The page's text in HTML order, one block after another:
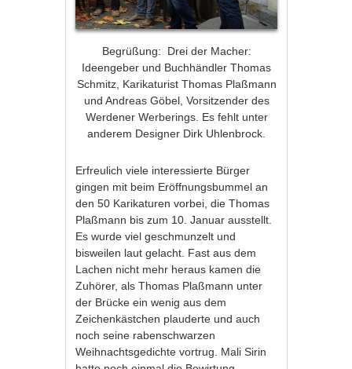
Begrüßung: Drei der Macher:
Ideengeber und Buchhändler Thomas
Schmitz, Karikaturist Thomas Plaßmann
und Andreas Göbel, Vorsitzender des
Werdener Werberings. Es fehlt unter
anderem Designer Dirk Uhlenbrock.
Erfreulich viele interessierte Bürger
gingen mit beim Eröffnungsbummel an
den 50 Karikaturen vorbei, die Thomas
Plaßmann bis zum 10. Januar ausstellt.
Es wurde viel geschmunzelt und
bisweilen laut gelacht. Fast aus dem
Lachen nicht mehr heraus kamen die
Zuhörer, als Thomas Plaßmann unter
der Brücke ein wenig aus dem
Zeichenkästchen plauderte und auch
noch seine rabenschwarzen
Weihnachtsgedichte vortrug. Mali Sirin